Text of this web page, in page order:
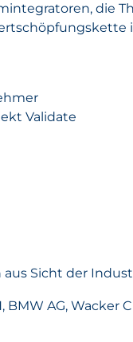
die
Validate
Sicht der
AG, Wacker